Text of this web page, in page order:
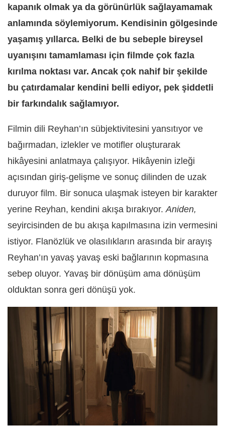
kapanık olmak ya da görünürlük sağlayamamak
anlamında söylemiyorum. Kendisinin gölgesinde
yaşamış yıllarca. Belki de bu sebeple bireysel
uyanışını tamamlaması için filmde çok fazla
kırılma noktası var. Ancak çok nahif bir şekilde
bu çatırdamalar kendini belli ediyor, pek şiddetli
bir farkındalık sağlamıyor.
Filmin dili Reyhan’ın sübjektivitesini yansıtıyor ve
bağırmadan, izlekler ve motifler oluşturarak
hikâyesini anlatmaya çalışıyor. Hikâyenin izleği
açısından giriş-gelişme ve sonuç dilinden de uzak
duruyor film. Bir sonuca ulaşmak isteyen bir karakter
yerine Reyhan, kendini akışa bırakıyor.Aniden,
seyircisinden de bu akışa kapılmasına izin vermesini
istiyor. Flanözlük ve olasılıkların arasında bir arayış
Reyhan’ın yavaş yavaş eski bağlarının kopmasına
sebep oluyor. Yavaş bir dönüşüm ama dönüşüm
olduktan sonra geri dönüşü yok.